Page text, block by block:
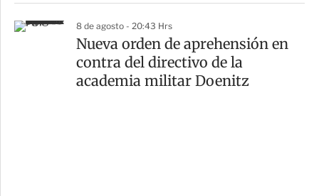
8 de agosto - 20:43 Hrs
Nueva orden de aprehensión en
contra del directivo de la
academia militar Doenitz